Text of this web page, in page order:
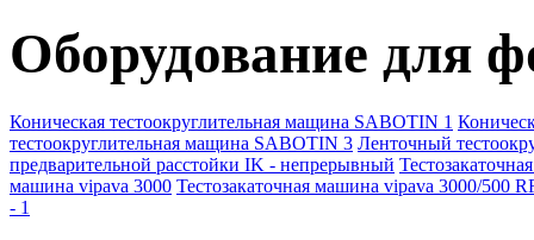
Оборудование для
Коническая тестоокруглительная мащина SABOTIN 1
тестоокруглительная мащина SABOTIN 3 Ленточный
предварительной расстойки IK - непрерывный
машина vipava 3000 Тестoзакаточная машина vipava 3000/500
- 1